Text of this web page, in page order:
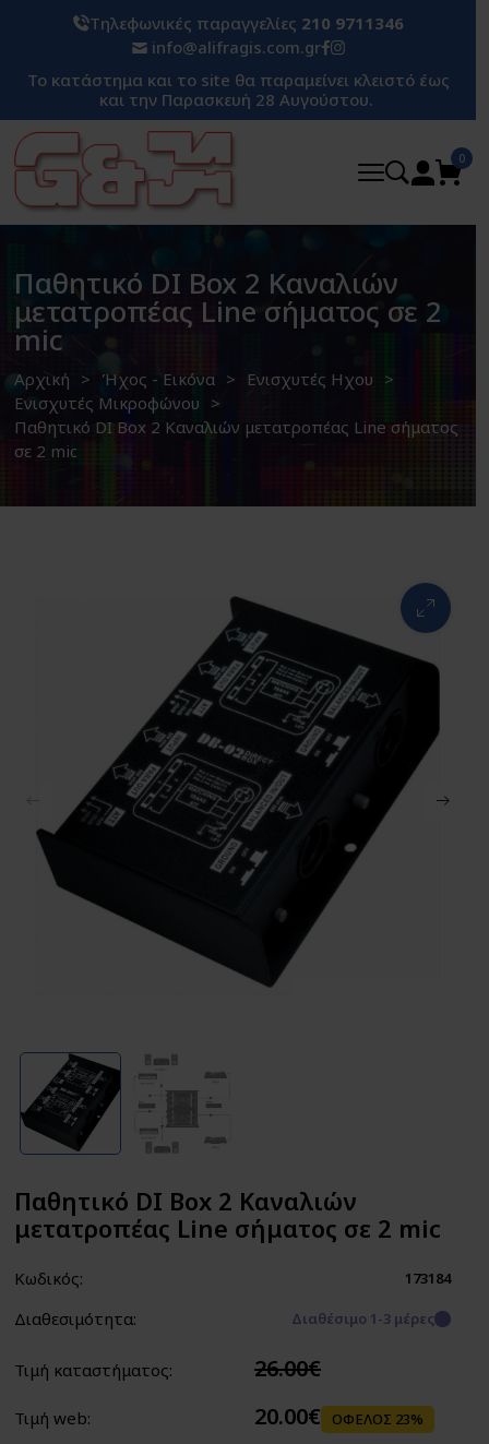
Το κατάστημα και το site θα παραμείνει κλειστό έως
και την Παρασκευή 28 Αυγούστου.
Τηλεφωνικές παραγγελίες 210 9711346
info@alifragis.com.gr
0
Παθητικό DI Box 2 Καναλιών
μετατροπέας Line σήματος σε 2
mic
Αρχική Ήχος - Εικόνα
Ενισχυτές Ηχου
Ενισχυτές Μικροφώνου
Παθητικό DI Box 2 Καναλιών μετατροπέας Line σήματος
σε 2 mic
Παθητικό DI Box 2 Καναλιών
μετατροπέας Line σήματος σε 2 mic
Κωδικός: 173184
Διαθεσιμότητα: Διαθέσιμο 1-3 μέρες
Τιμή καταστήματος: 26.00€
Τιμή web: 20.00€ ΟΦΕΛΟΣ 23%